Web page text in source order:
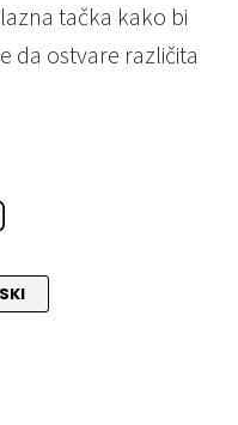
tačka kako bi
da ostvare različita